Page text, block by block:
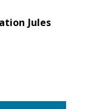
Jules